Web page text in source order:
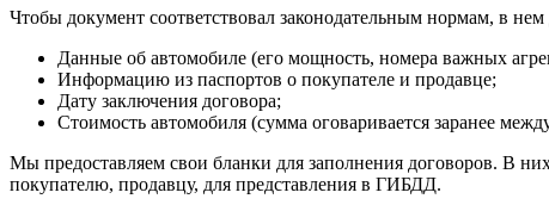
Чтобы документ соответствовал законодательным нормам, в
Данные об автомобиле (его мощность, номера важных
Информацию из паспортов о покупателе и продавце;
Дату заключения договора;
Стоимость автомобиля (сумма оговаривается заранее
Мы предоставляем свои бланки для заполнения договоров. В
покупателю, продавцу, для представления в ГИБДД.